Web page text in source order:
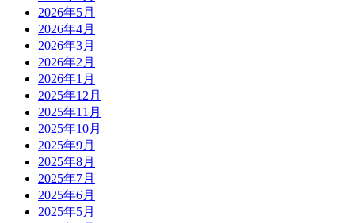
2026年5月
2026年4月
2026年3月
2026年2月
2026年1月
2025年12月
2025年11月
2025年10月
2025年9月
2025年8月
2025年7月
2025年6月
2025年5月